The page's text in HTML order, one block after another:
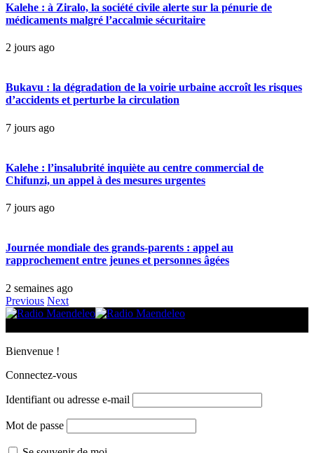
Kalehe : à Ziralo, la société civile alerte sur la pénurie de
médicaments malgré l’accalmie sécuritaire
2 jours ago
Bukavu : la dégradation de la voirie urbaine accroît les risques
d’accidents et perturbe la circulation
7 jours ago
Kalehe : l’insalubrité inquiète au centre commercial de
Chifunzi, un appel à des mesures urgentes
7 jours ago
Journée mondiale des grands-parents : appel au
rapprochement entre jeunes et personnes âgées
2 semaines ago
Previous Next
Bienvenue !
Connectez-vous
Identifiant ou adresse e-mail
Mot de passe